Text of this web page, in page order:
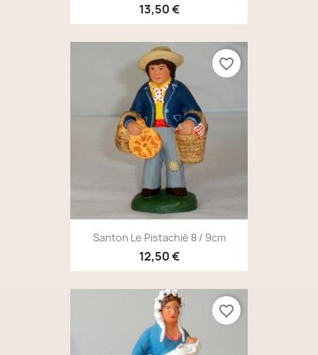
13,50 €
Santon Le Pistachié 8 / 9cm
12,50 €
favorite_border
favorite_border